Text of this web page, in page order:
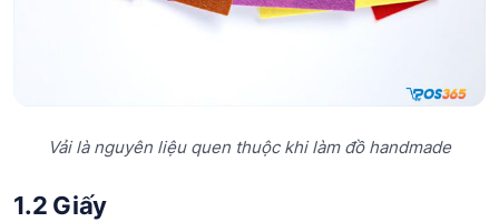
Vải là nguyên liệu quen thuộc khi làm đồ handmade
1.2 Giấy